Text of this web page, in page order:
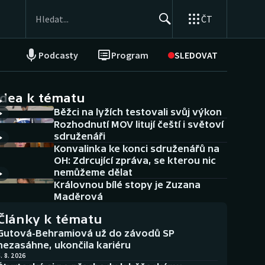
ČT
Podcasty Program SLEDOVAT
NEPŘEHLÉDNĚTE
Historické návraty
Aplikace ČT sport
AZ kvíz
k tématu
Běžci na lyžích testovali svůj výkon
Rozhodnutí MOV litují čeští i světoví
sdruženáři
Konvalinka ke konci sdruženářů na
OH: Zdrcující zpráva, se kterou nic
nemůžeme dělat
Královnou bílé stopy je Zuzana
Maděrová
k tématu
Behramiová už do závodů SP
ukončila kariéru
8. 2026